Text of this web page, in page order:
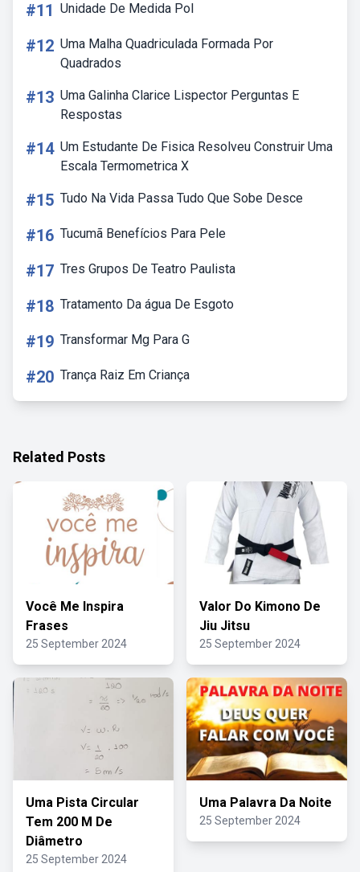
#11 Unidade De Medida Pol
#12 Uma Malha Quadriculada Formada Por
Quadrados
#13 Uma Galinha Clarice Lispector Perguntas E
Respostas
#14 Um Estudante De Fisica Resolveu Construir Uma
Escala Termometrica X
#15 Tudo Na Vida Passa Tudo Que Sobe Desce
#16 Tucumã Benefícios Para Pele
#17 Tres Grupos De Teatro Paulista
#18 Tratamento Da água De Esgoto
#19 Transformar Mg Para G
#20 Trança Raiz Em Criança
Related Posts
Você Me Inspira
Frases
25 September 2024
Valor Do Kimono De
Jiu Jitsu
25 September 2024
Uma Pista Circular
Tem 200 M De
Diâmetro
25 September 2024
Uma Palavra Da Noite
25 September 2024